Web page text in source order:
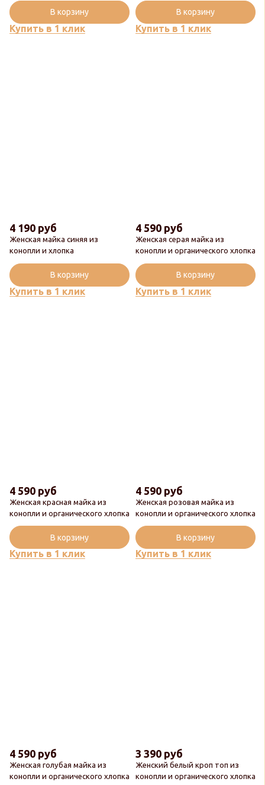
Купить в 1 клик
В корзину
Купить в 1 клик
В корзину
Женская майка синяя из
конопли и хлопка
4 190 руб
Купить в 1 клик
В корзину
Женская серая майка из
конопли и органического хлопка
4 590 руб
Купить в 1 клик
В корзину
Женская красная майка из
конопли и органического хлопка
4 590 руб
Купить в 1 клик
В корзину
Женская розовая майка из
конопли и органического хлопка
4 590 руб
Купить в 1 клик
В корзину
Женская голубая майка из
конопли и органического хлопка
4 590 руб
Женский белый кроп топ из
конопли и органического хлопка
3 390 руб